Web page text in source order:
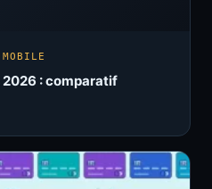
: comparatif